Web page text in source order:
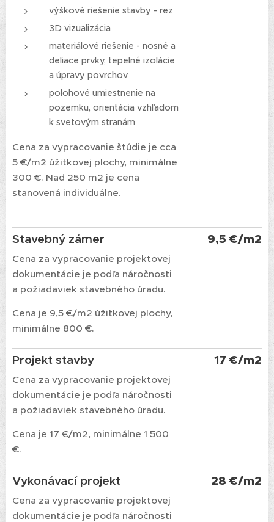
výškové riešenie stavby - rez
3D vizualizácia
materiálové riešenie - nosné a
deliace prvky, tepelné izolácie
a úpravy povrchov
polohové umiestnenie na
pozemku, orientácia vzhľadom
k svetovým stranám
Cena za vypracovanie štúdie je cca
5 €/m2 úžitkovej plochy, minimálne
300 €. Nad 250 m2 je cena
stanovená individuálne.
Stavebný zámer
Cena za vypracovanie projektovej
dokumentácie je podľa náročnosti
a požiadaviek stavebného úradu.
Cena je 9,5 €/m2 úžitkovej plochy,
minimálne 800 €.
9,5 €/m2
Projekt stavby
Cena za vypracovanie projektovej
dokumentácie je podľa náročnosti
a požiadaviek stavebného úradu.
Cena je 17 €/m2, minimálne 1 500
€.
17 €/m2
Vykonávací projekt
Cena za vypracovanie projektovej
dokumentácie je podľa náročnosti
28 €/m2